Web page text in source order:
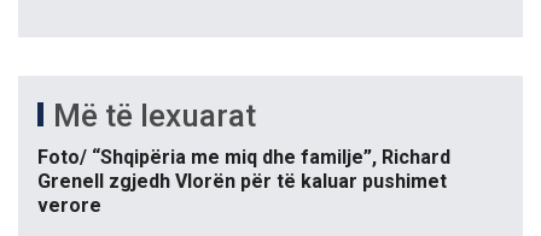
Më të lexuarat
Foto/ “Shqipëria me miq dhe familje”, Richard
Grenell zgjedh Vlorën për të kaluar pushimet
verore